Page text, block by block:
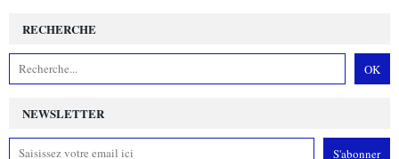
NEWSLETTER
RECHERCHE